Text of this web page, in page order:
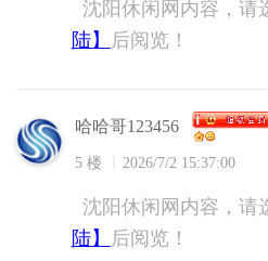
沈阳休闲网内容，请
陆】
后阅览！
哈哈哥123456
5 楼 2026/7/2 15:37:00
沈阳休闲网内容，请
陆】
后阅览！